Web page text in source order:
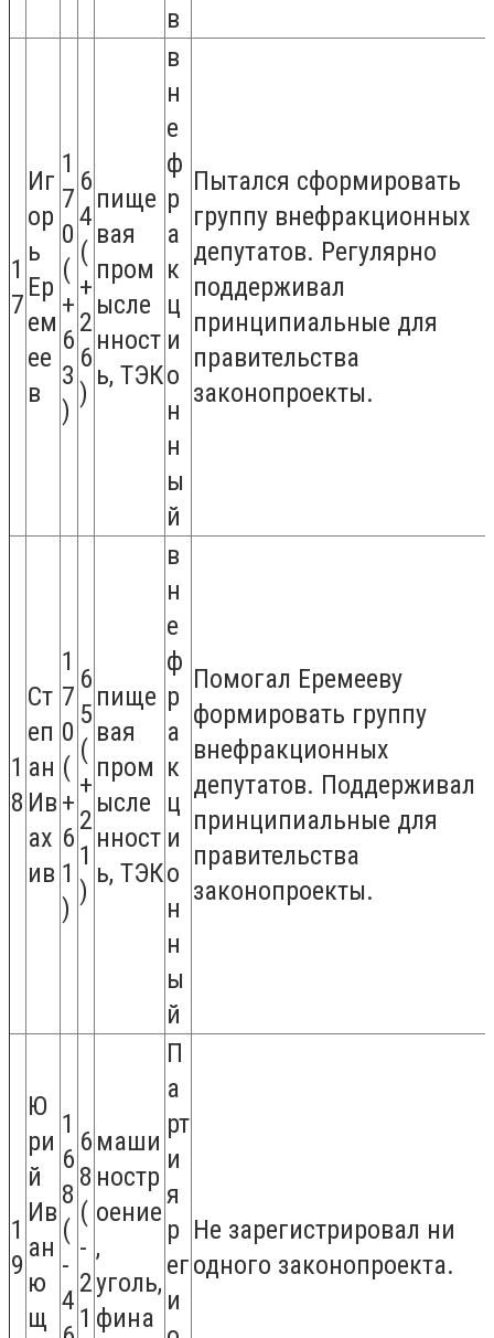
в
1
7
Иг
ор
ь
Ер
ем
ее
в
1
7
0
(
+
6
3
)
6
4
(
+
2
6
)
пище
вая
пром
ысле
нност
ь, ТЭК
в
н
е
ф
р
а
к
ц
и
о
н
н
ы
й
Пытался сформировать
группу внефракционных
депутатов. Регулярно
поддерживал
принципиальные для
правительства
законопроекты.
1
8
Ст
еп
ан
Ив
ах
ив
1
7
0
(
+
6
1
)
6
5
(
+
2
1
)
пище
вая
пром
ысле
нност
ь, ТЭК
в
н
е
ф
р
а
к
ц
и
о
н
н
ы
й
Помогал Еремееву
формировать группу
внефракционных
депутатов. Поддерживал
принципиальные для
правительства
законопроекты.
1
9
Ю
ри
й
Ив
ан
ю
щ
1
6
8
(
-
4
6
8
(
-
2
1
маши
ностр
оение
,
уголь,
фина
П
а
рт
и
я
р
ег
и
Не зарегистрировал ни
одного законопроекта.